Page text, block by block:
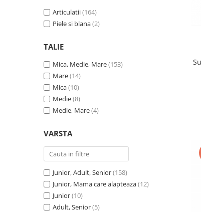
Articulatii(164)
Piele si blana(2)
TALIE
Mica, Medie, Mare(153)
Mare(14)
Mica(10)
Medie(8)
Medie, Mare(4)
VARSTA
Junior, Adult, Senior(158)
Junior, Mama care alapteaza(12)
Junior(10)
Adult, Senior(5)